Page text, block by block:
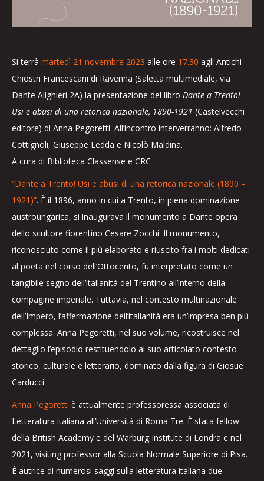
Si terrà martedì 21 novembre 2023 alle ore 17.30 agli Antichi
Chiostri Francescani di Ravenna (Saletta multimediale, via
Dante Alighieri 2A) la presentazione del libro Dante a Trento!
Usi e abusi di una retorica nazionale, 1890-1921 (Castelvecchi
editore) di Anna Pegoretti. All’incontro interverranno: Alfredo
Cottignoli, Giuseppe Ledda e Nicolò Maldina.
A cura di Biblioteca Classense e CRC
“Dante a Trento! Usi e abusi di una retorica nazionale (1890 –
1921)”. È il 1896, anno in cui a Trento, in piena dominazione
austroungarica, si inaugurava il monumento a Dante opera
dello scultore fiorentino Cesare Zocchi. Il monumento,
riconosciuto come il più elaborato e riuscito fra i molti dedicati
al poeta nel corso dell’Ottocento, fu interpretato come un
tangibile segno dell’italianità del Trentino all’interno della
compagine imperiale. Tuttavia, nel contesto multinazionale
dell’Impero, l’affermazione dell’italianità era un’impresa ben più
complessa. Anna Pegoretti, nel suo volume, ricostruisce nel
dettaglio l’episodio restituendolo al suo articolato contesto
storico, culturale e letterario, dominato dalla figura di Giosue
Carducci.
Anna Pegoretti è attualmente professoressa associata di
Letteratura italiana all’Università di Roma Tre. È stata fellow
della British Academy e del Warburg Institute di Londra e nel
2021, visiting professor alla Scuola Normale Superiore di Pisa.
È autrice di numerosi saggi sulla letteratura italiana due-